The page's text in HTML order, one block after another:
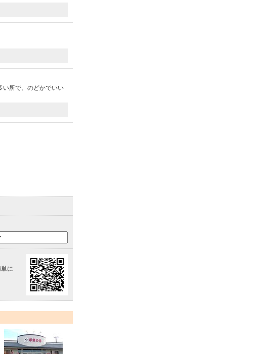
い所で、のどかでいい
に